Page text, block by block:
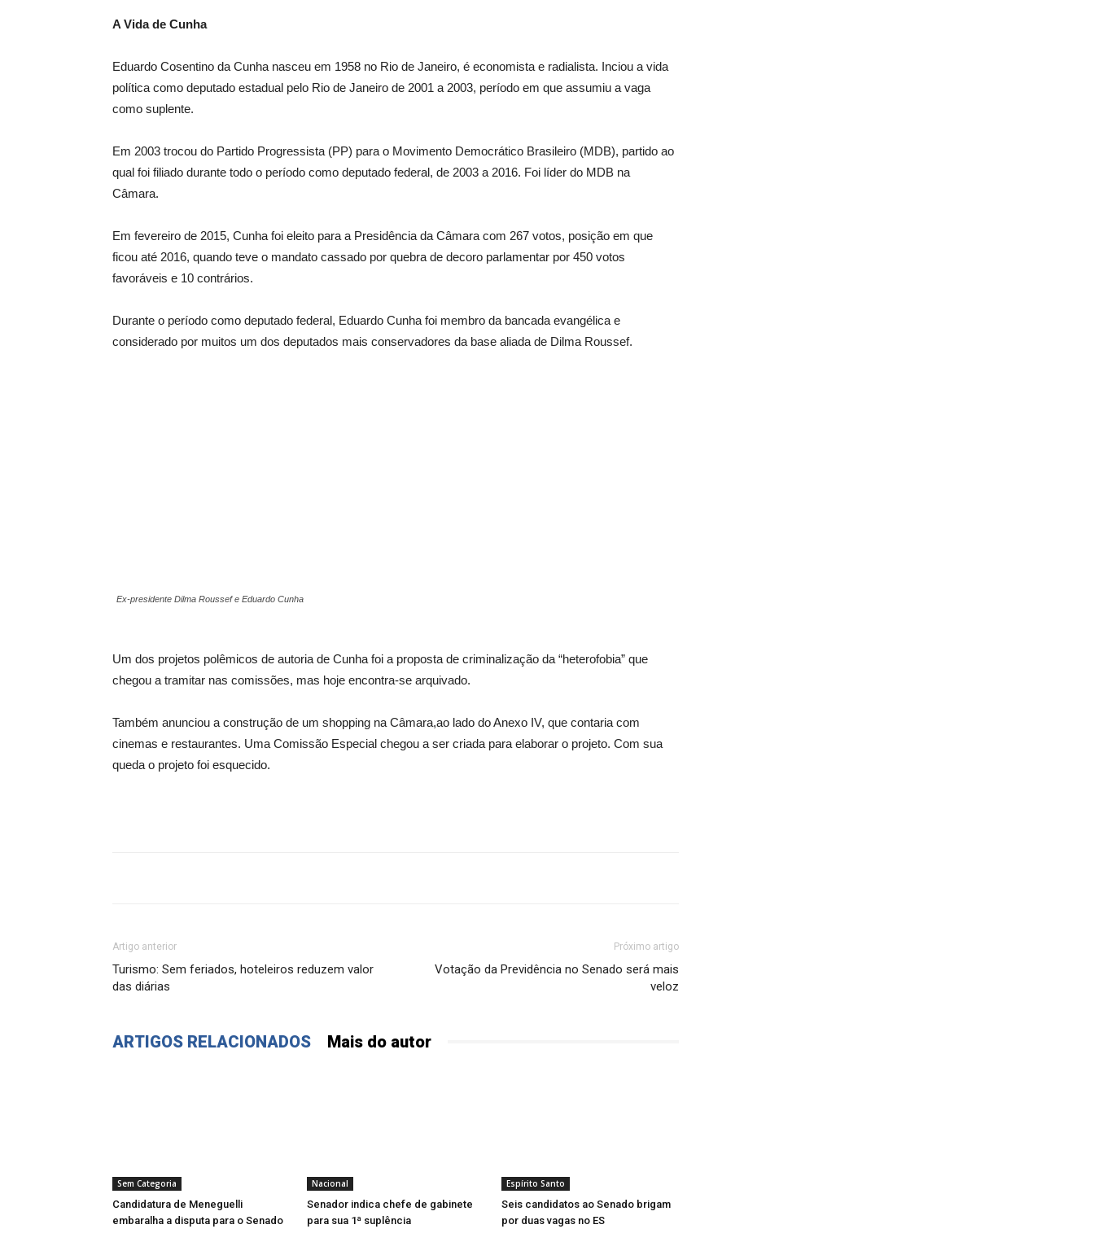
A Vida de Cunha
Eduardo Cosentino da Cunha nasceu em 1958 no Rio de Janeiro, é economista e radialista. Inciou a vida
política como deputado estadual pelo Rio de Janeiro de 2001 a 2003, período em que assumiu a vaga
como suplente.
Em 2003 trocou do Partido Progressista (PP) para o Movimento Democrático Brasileiro (MDB), partido ao
qual foi filiado durante todo o período como deputado federal, de 2003 a 2016. Foi líder do MDB na
Câmara.
Em fevereiro de 2015, Cunha foi eleito para a Presidência da Câmara com 267 votos, posição em que
ficou até 2016, quando teve o mandato cassado por quebra de decoro parlamentar por 450 votos
favoráveis e 10 contrários.
Durante o período como deputado federal, Eduardo Cunha foi membro da bancada evangélica e
considerado por muitos um dos deputados mais conservadores da base aliada de Dilma Roussef.
Ex-presidente Dilma Roussef e Eduardo Cunha
Um dos projetos polêmicos de autoria de Cunha foi a proposta de criminalização da “heterofobia” que
chegou a tramitar nas comissões, mas hoje encontra-se arquivado.
Também anunciou a construção de um shopping na Câmara,ao lado do Anexo IV, que contaria com
cinemas e restaurantes. Uma Comissão Especial chegou a ser criada para elaborar o projeto. Com sua
queda o projeto foi esquecido.
Artigo anterior
Turismo: Sem feriados, hoteleiros reduzem valor
das diárias
Próximo artigo
Votação da Previdência no Senado será mais
veloz
ARTIGOS RELACIONADOS Mais do autor
Sem Categoria
Candidatura de Meneguelli
embaralha a disputa para o Senado
Nacional
Senador indica chefe de gabinete
para sua 1ª suplência
Espírito Santo
Seis candidatos ao Senado brigam
por duas vagas no ES